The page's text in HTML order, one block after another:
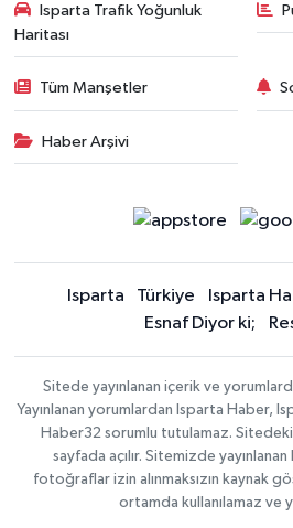
Isparta Trafik Yoğunluk
Haritası
Tüm Manşetler
Haber Arşivi
Isparta Türkiye Isparta
Esnaf Diyor ki;
Sitede yayınlanan içerik ve
Yayınlanan yorumlardan Isparta Haber,
Haber32 sorumlu tutulamaz.
sayfada açılır. Sitemizde
fotoğraflar izin alınmaksızın kaynak
ortamda kullanılamaz ve